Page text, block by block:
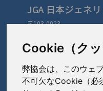
Cookie（ク
弊協会は、このウェ
不可欠なCookie（必
JGA 日本ジェネ
〒103-0023
TEL: 03-3279-1890 / FAX:
会員会社（あ〜さ）